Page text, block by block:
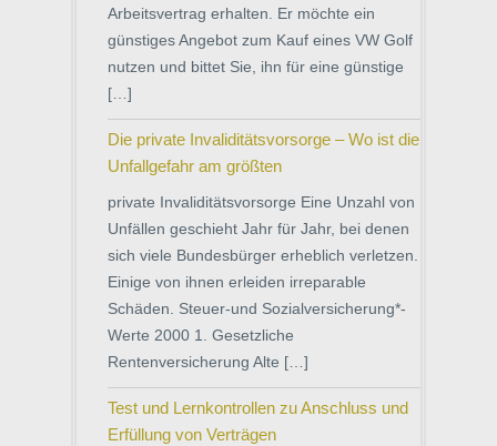
Arbeitsvertrag erhalten. Er möchte ein
günstiges Angebot zum Kauf eines VW Golf
nutzen und bittet Sie, ihn für eine günstige
[…]
Die private Invaliditätsvorsorge – Wo ist die
Unfallgefahr am größten
private Invaliditätsvorsorge Eine Unzahl von
Unfällen geschieht Jahr für Jahr, bei denen
sich viele Bundesbürger erheblich verletzen.
Einige von ihnen erleiden irreparable
Schäden. Steuer-und Sozialversicherung*-
Werte 2000 1. Gesetzliche
Rentenversicherung Alte […]
Test und Lernkontrollen zu Anschluss und
Erfüllung von Verträgen